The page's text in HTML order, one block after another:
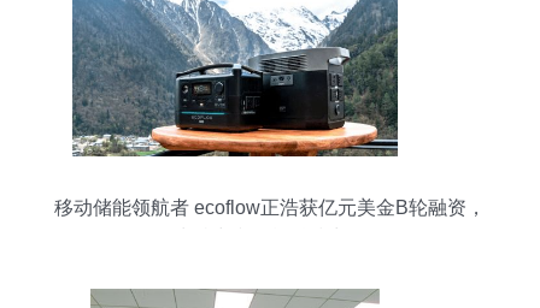
移动储能领航者 ecoflow正浩获亿元美金B轮融资，